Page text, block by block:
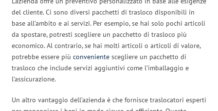
del cliente. Ci sono diversi pacchetti di trasloco disponibili in
base all’ambito e ai servizi. Per esempio, se hai solo pochi articoli
da spostare, potresti scegliere un pacchetto di trasloco più
economico. Al contrario, se hai molti articoli o articoli di valore,
potrebbe essere più conveniente scegliere un pacchetto di
trasloco che include servizi aggiuntivi come l’imballaggio e
l’assicurazione.
Un altro vantaggio dell’azienda è che fornisce traslocatori esperti